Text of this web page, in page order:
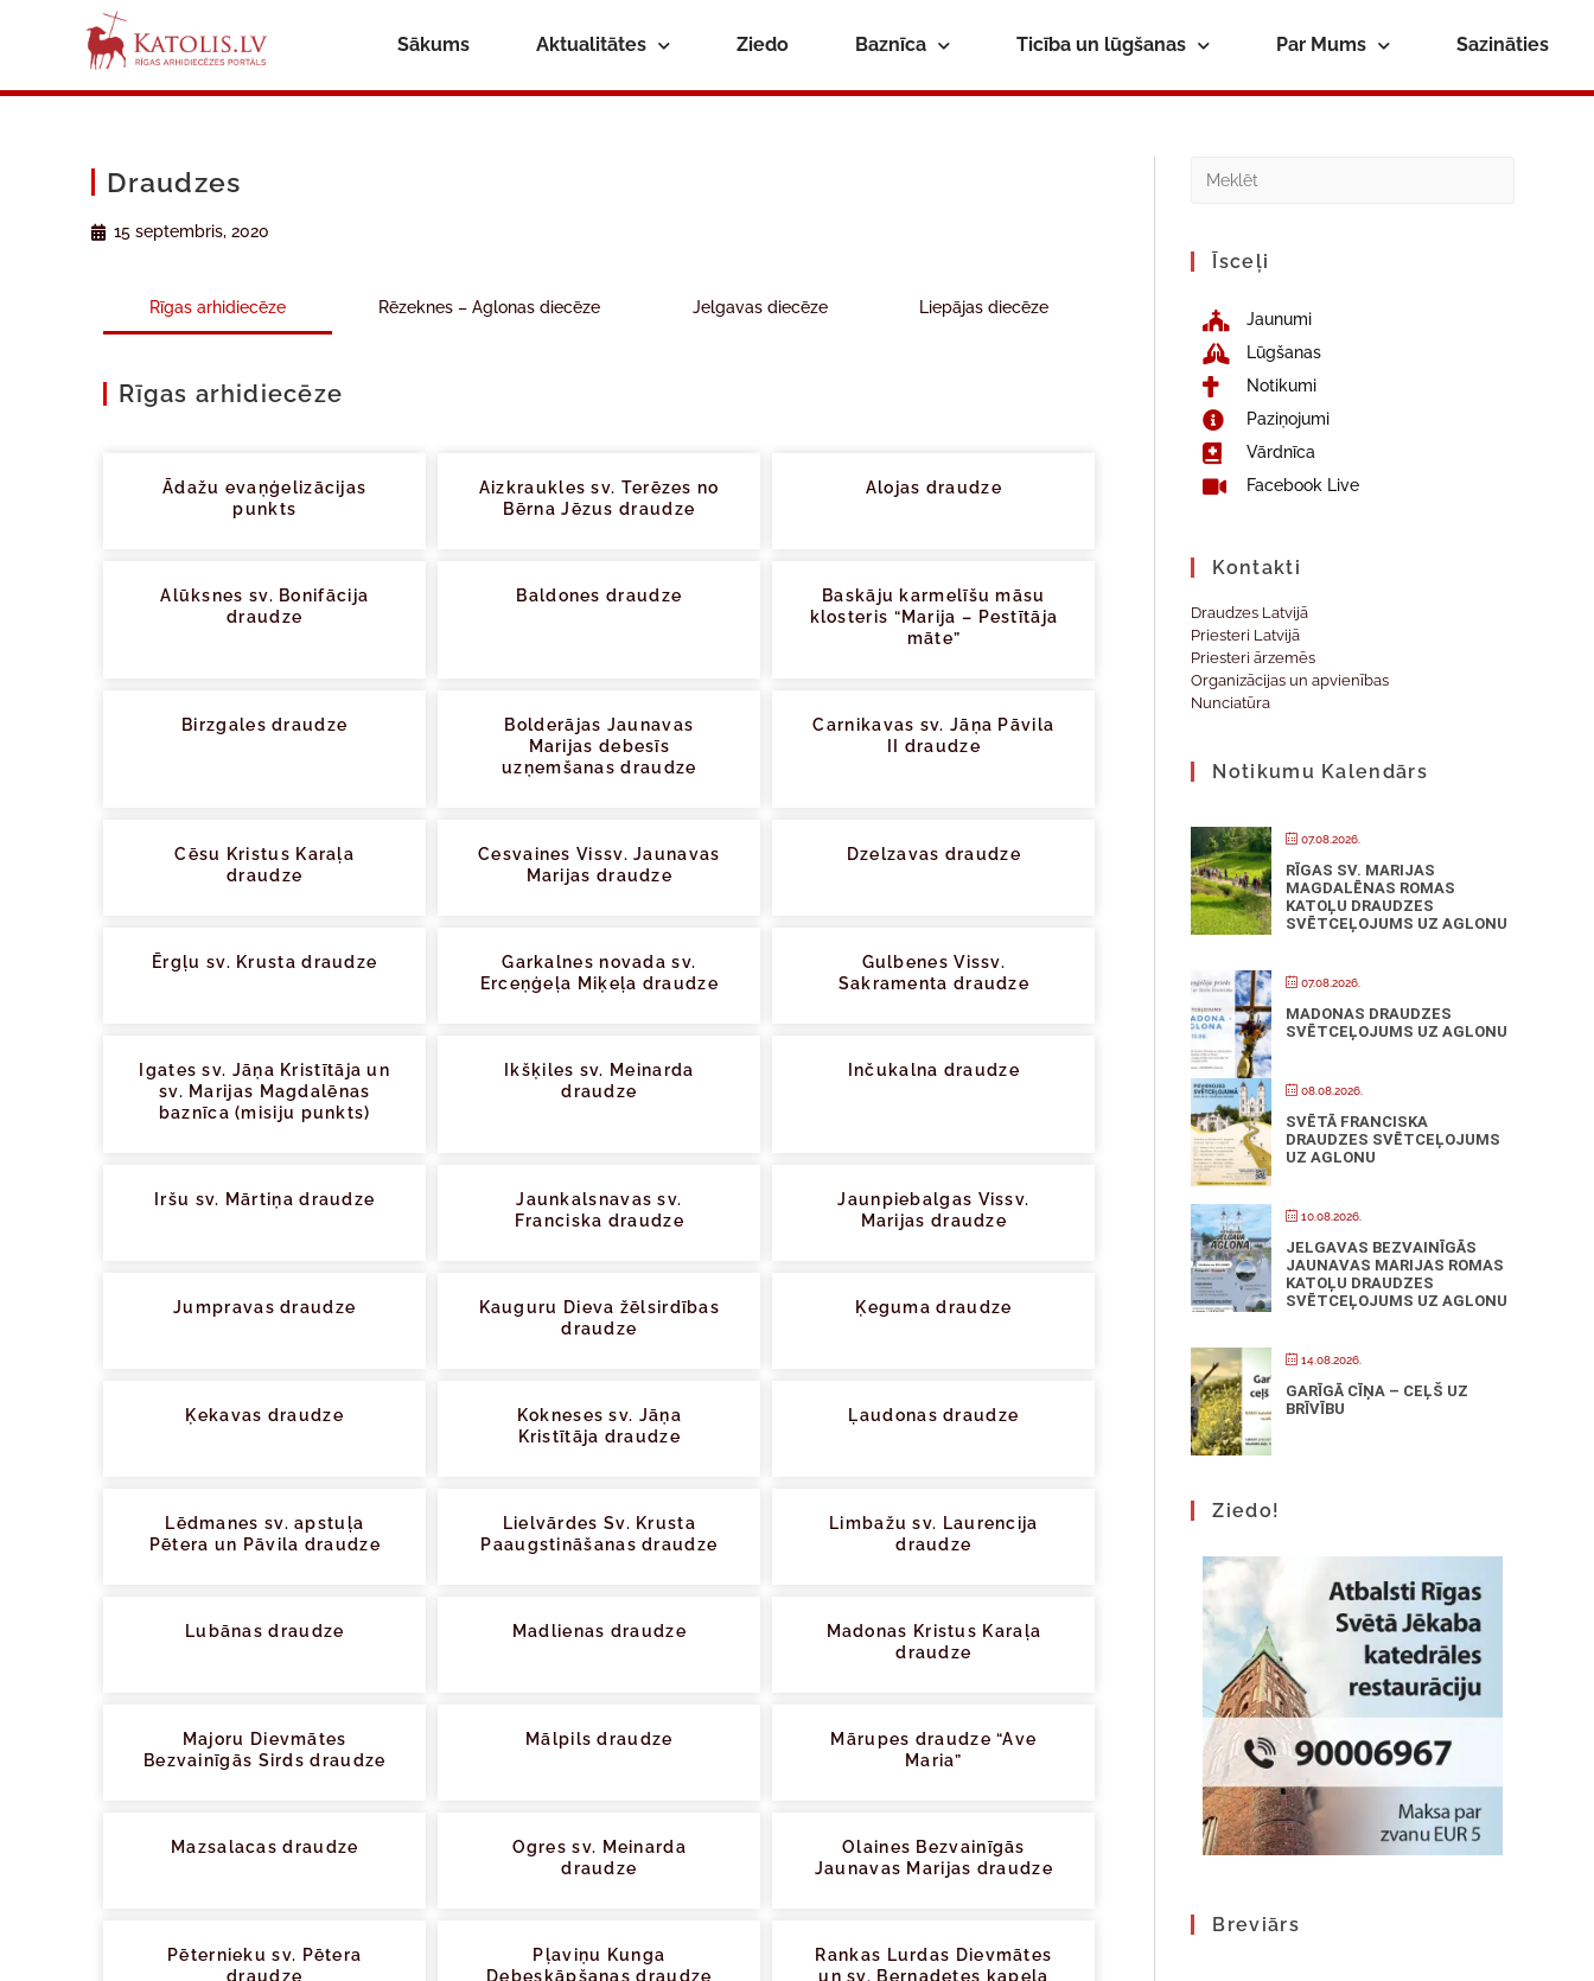
Sākums Aktualitātes Ziedo Baznīca Ticība un lūgšanas Par Mums Sazināties
Draudzes
15 septembris, 2020
Rīgas arhidiecēze Rēzeknes – Aglonas diecēze Jelgavas diecēze Liepājas diecēze
Rīgas arhidiecēze
Ādažu evaņģelizācijas
punkts
Aizkraukles sv. Terēzes no
Bērna Jēzus draudze
Alojas draudze
Alūksnes sv. Bonifācija
draudze
Baldones draudze
Baskāju karmelīšu māsu
klosteris “Marija – Pestītāja
māte”
Birzgales draudze
Bolderājas Jaunavas
Marijas debesīs
uzņemšanas draudze
Carnikavas sv. Jāņa Pāvila
II draudze
Cēsu Kristus Karaļa
draudze
Cesvaines Vissv. Jaunavas
Marijas draudze
Dzelzavas draudze
Ērgļu sv. Krusta draudze
Garkalnes novada sv.
Erceņģeļa Miķeļa draudze
Gulbenes Vissv.
Sakramenta draudze
Igates sv. Jāņa Kristītāja un
sv. Marijas Magdalēnas
baznīca (misiju punkts)
Ikšķiles sv. Meinarda
draudze
Inčukalna draudze
Iršu sv. Mārtiņa draudze
Jaunkalsnavas sv.
Franciska draudze
Jaunpiebalgas Vissv.
Marijas draudze
Jumpravas draudze
Kauguru Dieva žēlsirdības
draudze
Ķeguma draudze
Ķekavas draudze
Kokneses sv. Jāņa
Kristītāja draudze
Ļaudonas draudze
Lēdmanes sv. apstuļa
Pētera un Pāvila draudze
Lielvārdes Sv. Krusta
Paaugstināšanas draudze
Limbažu sv. Laurencija
draudze
Lubānas draudze Madlienas draudze
Madonas Kristus Karaļa
draudze
Majoru Dievmātes
Bezvainīgās Sirds draudze
Mālpils draudze
Mārupes draudze “Ave
Maria”
Mazsalacas draudze
Ogres sv. Meinarda
draudze
Olaines Bezvainīgās
Jaunavas Marijas draudze
Pēternieku sv. Pētera
draudze
Pļaviņu Kunga
Debeskāpšanas draudze
Rankas Lurdas Dievmātes
un sv. Bernadetes kapela
Īsceļi
Jaunumi
Lūgšanas
Notikumi
Paziņojumi
Vārdnīca
Facebook Live
Kontakti
Draudzes Latvijā
Priesteri Latvijā
Priesteri ārzemēs
Organizācijas un apvienības
Nunciatūra
Notikumu Kalendārs
07.08.2026.
RĪGAS SV. MARIJAS
MAGDALĒNAS ROMAS
KATOĻU DRAUDZES
SVĒTCEĻOJUMS UZ AGLONU
07.08.2026.
MADONAS DRAUDZES
SVĒTCEĻOJUMS UZ AGLONU
08.08.2026.
SVĒTĀ FRANCISKA
DRAUDZES SVĒTCEĻOJUMS
UZ AGLONU
10.08.2026.
JELGAVAS BEZVAINĪGĀS
JAUNAVAS MARIJAS ROMAS
KATOĻU DRAUDZES
SVĒTCEĻOJUMS UZ AGLONU
14.08.2026.
GARĪGĀ CĪŅA – CEĻŠ UZ
BRĪVĪBU
Ziedo!
Breviārs